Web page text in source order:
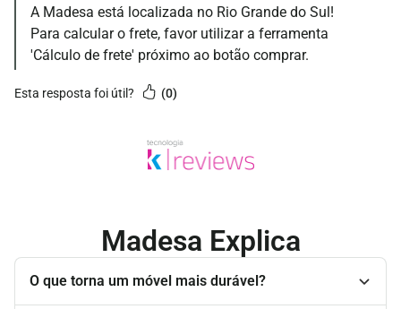
A Madesa está localizada no Rio Grande do Sul!
Para calcular o frete, favor utilizar a ferramenta
'Cálculo de frete' próximo ao botão comprar.
esta resposta foi útil? 0
Madesa Explica
O que torna um móvel mais durável?